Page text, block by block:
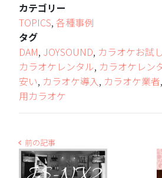
カテゴリー
TOPICS, 各種事例
タグ
DAM, JOYSOUND, カラオケお試し
カラオケレンタル, カラオケレン
安い, カラオケ導入, カラオケ業者,
用カラオケ
前の記事